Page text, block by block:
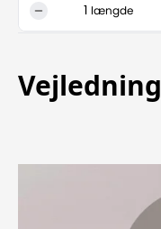
længde
Vejledning